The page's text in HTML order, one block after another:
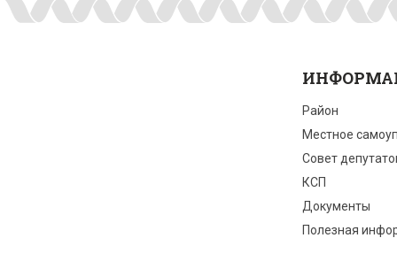
Район
Местное
Совет
КСП
Документы
Полезная